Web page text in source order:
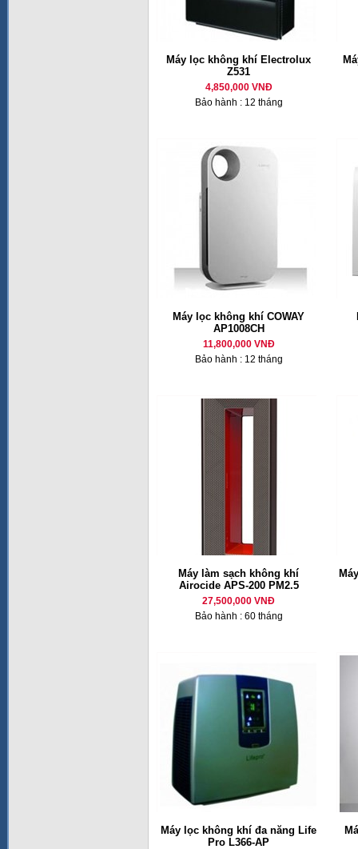
Máy lọc không khí Electrolux
Z531
4,850,000 VNĐ
Bảo hành : 12 tháng
Máy lọc không khí COWAY
AP1008CH
11,800,000 VNĐ
Bảo hành : 12 tháng
Máy làm sạch không khí
Airocide APS-200 PM2.5
27,500,000 VNĐ
Bảo hành : 60 tháng
Máy lọc không khí đa năng Life
Pro L366-AP